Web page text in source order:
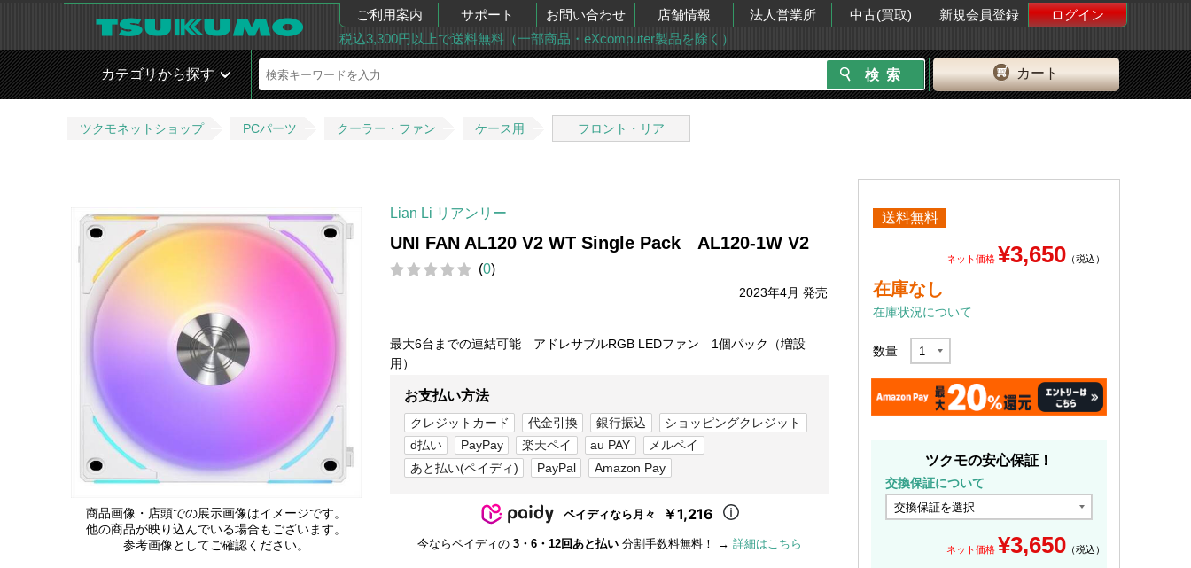
ご利用案内 サポート お問い合わせ 店舗情報 法人営業所 中古(買取) 新規会員登録
ログイン
税込3,300円以上で送料無料（一部商品・eXcomputer製品を除く）
カート
カテゴリから探す
ツクモネットショップ PCパーツ クーラー・ファン ケース用 フロント・リア
商品画像・店頭での展示画像はイメージです。
他の商品が映り込んでいる場合もございます。
参考画像としてご確認ください。
Lian Li リアンリー
UNI FAN AL120 V2 WT Single Pack AL120-1W V2
(0)
2023年4月 発売
最大6台までの連結可能 アドレサブルRGB LEDファン 1個パック（増設
用）
お支払い方法
クレジットカード 代金引換 銀行振込
ショッピングクレジット
d払い
PayPay 楽天ペイ au PAY
メルペイ
あと払い(ペイディ)
PayPal Amazon Pay
ペイディなら月々 ￥1,216
今ならペイディの 3・6・12回あと払い 分割手数料無料！ → 詳細はこちら
送料無料
ネット価格 ¥3,650 （税込）
在庫なし
在庫状況について
数量
ツクモの安心保証！
交換保証について
ネット価格 ¥3,650 （税込）